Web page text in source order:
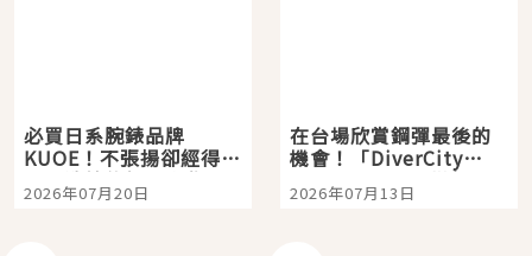
必買日系腕錶品牌
KUOE！不張揚卻經得起
時間洗鍊的經典之作五
選
2026年07月20日
在台場欣賞鋼彈最後的
機會！「DiverCity
Tokyo Plaza」搭船、
購物、美食及夜景，一
2026年07月13日